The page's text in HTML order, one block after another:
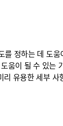
를 정하는 데 도
움이 될 수 있
유용한 세부